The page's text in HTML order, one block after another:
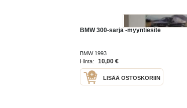
BMW 300-sarja -myyntiesite
BMW 1993
Hinta:
10,00 €
LISÄÄ OSTOSKORIIN